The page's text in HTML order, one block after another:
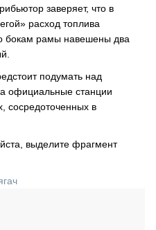
заверяет, что в
расход топлива
бокам рамы навешены два
подумать над
официальные станции
сосредоточенных в
выделите фрагмент